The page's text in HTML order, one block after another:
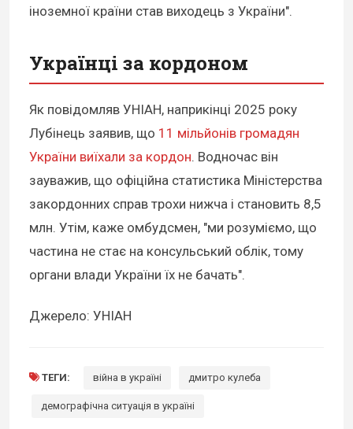
іноземної країни став виходець з України".
Українці за кордоном
Як повідомляв УНІАН, наприкінці 2025 року
Лубінець заявив, що 11 мільйонів громадян
України виїхали за кордон. Водночас він
зауважив, що офіційна статистика Міністерства
закордонних справ трохи нижча і становить 8,5
млн. Утім, каже омбудсмен, "ми розуміємо, що
частина не стає на консульський облік, тому
органи влади України їх не бачать".
Джерело: УНІАН
ТЕГИ: війна в україні дмитро кулеба
демографічна ситуація в україні